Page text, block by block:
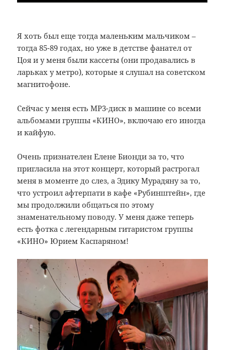
Я хоть был еще тогда маленьким мальчиком –
тогда 85-89 годах, но уже в детстве фанател от
Цоя и у меня были кассеты (они продавались в
ларьках у метро), которые я слушал на советском
магнитофоне.
Сейчас у меня есть MP3-диск в машине со всеми
альбомами группы «КИНО», включаю его иногда
и кайфую.
Очень признателен Елене Бионди за то, что
пригласила на этот концерт, который растрогал
меня в моменте до слез, а Эдику Мурадяну за то,
что устроил афтерпати в кафе «Рубинштейн», где
мы продолжили общаться по этому
знаменательному поводу. У меня даже теперь
есть фотка с легендарным гитаристом группы
«КИНО» Юрием Каспаряном!